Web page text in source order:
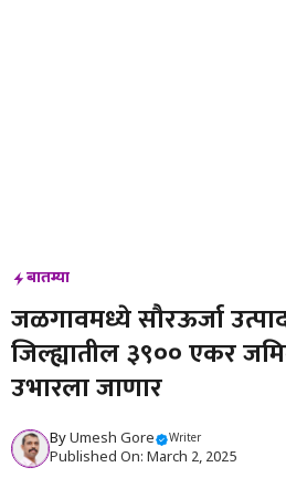
बातम्या
जळगावमध्ये सौरऊर्जा
जिल्ह्यातील ३९०० एकर
उभारला जाणार
ByUmesh Gore Writer
Published On: March 2, 2025